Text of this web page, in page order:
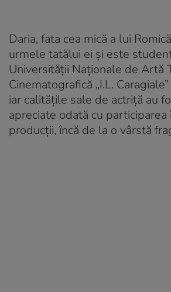
Daria, fata cea mică a lui
urmele tatălui ei și este
Universității Naționale de Artă
Cinematografică „I.L.
iar calitățile sale de actriță au
apreciate odată cu participarea
producții, încă de la o vârstă